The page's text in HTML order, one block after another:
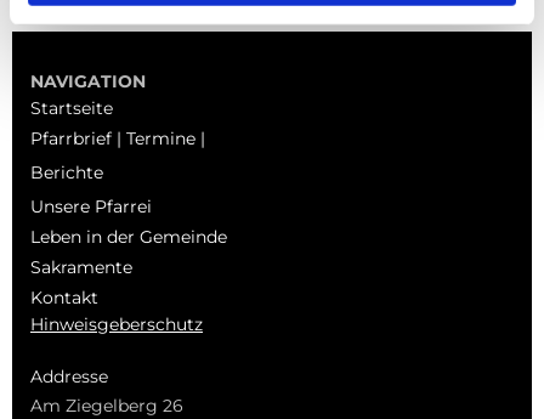
NAVIGATION
Startseite
Pfarrbrief | Termine |
Berichte
Unsere Pfarrei
Leben in der Gemeinde
Sakramente
Kontakt
Hinweisgeberschutz
Addresse
Am Ziegelberg 26